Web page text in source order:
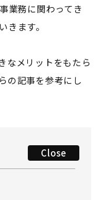
業務に関わってき
きます。
なメリットをもたら
の記事を参考にし
Close